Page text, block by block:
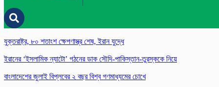
যুক্তরাষ্ট্র, ৮০ শতাংশ ক্ষেপণাস্ত্র শেষ, ইরান যুদ্ধে
ইরানের ‘ইসলামিক ন্যাটো’ গঠনের ডাক সৌদি-পাকিস্তান-তুরস্ককে নিয়ে
বাংলাদেশের জুলাই বিপ্লবের ২ বছর বিশ্ব গণমাধ্যমের চোখে